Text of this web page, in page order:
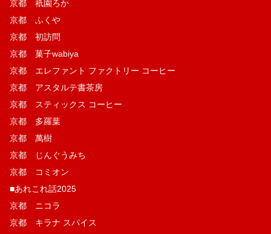
京都 祇園ろか
京都 ふくや
京都 初訪問
京都 菓子wabiya
京都 エレファント ファクトリー コーヒー
京都 アスタルテ書茶房
京都 スティックス コーヒー
京都 多羅葉
京都 萬樹
京都 じんぐうみち
京都 コミオン
■あれこれ話2025
京都 ニコラ
京都 キラナ スパイス